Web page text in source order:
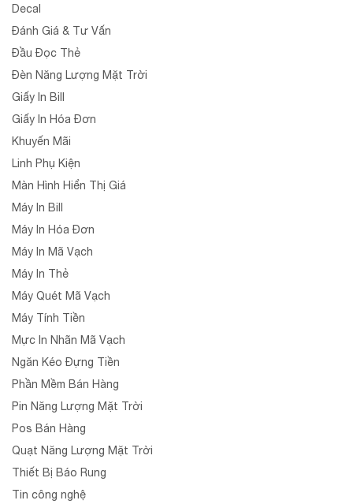
Decal
Đánh Giá & Tư Vấn
Đầu Đọc Thẻ
Đèn Năng Lượng Mặt Trời
Giấy In Bill
Giấy In Hóa Đơn
Khuyến Mãi
Linh Phụ Kiện
Màn Hình Hiển Thị Giá
Máy In Bill
Máy In Hóa Đơn
Máy In Mã Vạch
Máy In Thẻ
Máy Quét Mã Vạch
Máy Tính Tiền
Mực In Nhãn Mã Vạch
Ngăn Kéo Đựng Tiền
Phần Mềm Bán Hàng
Pin Năng Lượng Mặt Trời
Pos Bán Hàng
Quạt Năng Lượng Mặt Trời
Thiết Bị Báo Rung
Tin công nghệ